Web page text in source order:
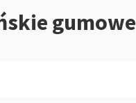
gumowe